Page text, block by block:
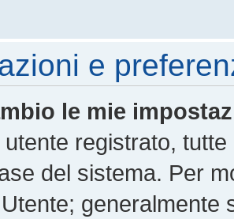
e
le mie
registrato,
del sistema. Per
generalmente